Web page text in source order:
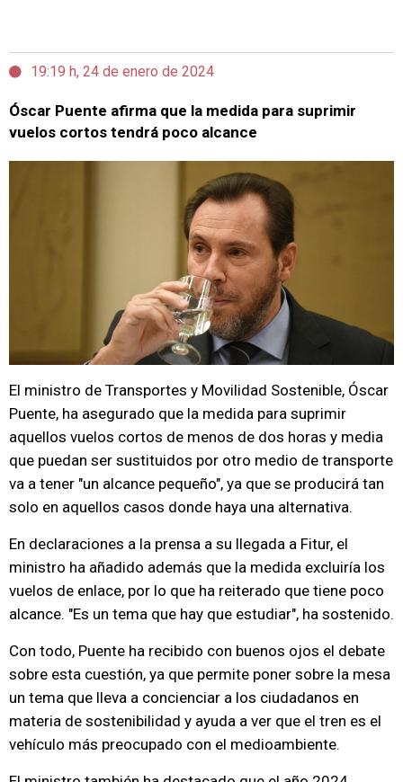
19:19 h, 24 de enero de 2024
Óscar Puente afirma que la medida para suprimir
vuelos cortos tendrá poco alcance
El ministro de Transportes y Movilidad Sostenible, Óscar
Puente, ha asegurado que la medida para suprimir
aquellos vuelos cortos de menos de dos horas y media
que puedan ser sustituidos por otro medio de transporte
va a tener "un alcance pequeño", ya que se producirá tan
solo en aquellos casos donde haya una alternativa.
En declaraciones a la prensa a su llegada a Fitur, el
ministro ha añadido además que la medida excluiría los
vuelos de enlace, por lo que ha reiterado que tiene poco
alcance. "Es un tema que hay que estudiar", ha sostenido.
Con todo, Puente ha recibido con buenos ojos el debate
sobre esta cuestión, ya que permite poner sobre la mesa
un tema que lleva a concienciar a los ciudadanos en
materia de sostenibilidad y ayuda a ver que el tren es el
vehículo más preocupado con el medioambiente.